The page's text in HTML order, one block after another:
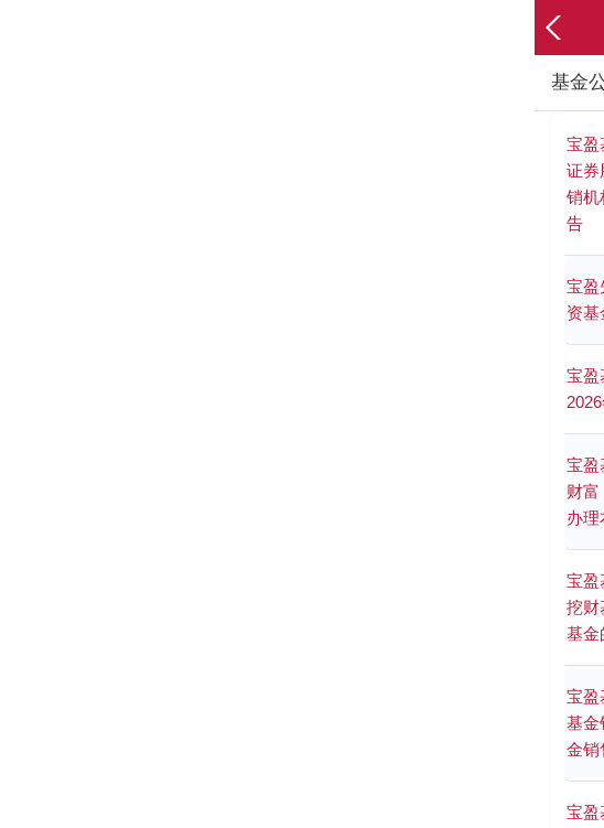
基金
宝盈
证券
销机
告
宝盈
资基
宝盈
宝盈
财富
办理
宝盈
挖财
基金
宝盈
基金
金销
宝盈